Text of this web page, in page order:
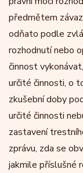
předmětem
odňato podle
rozhodnutí nebo
činnost
určité činnosti, o
zkušební doby
určité činnosti
zastavení
zprávu, zda se
jakmile příslušné